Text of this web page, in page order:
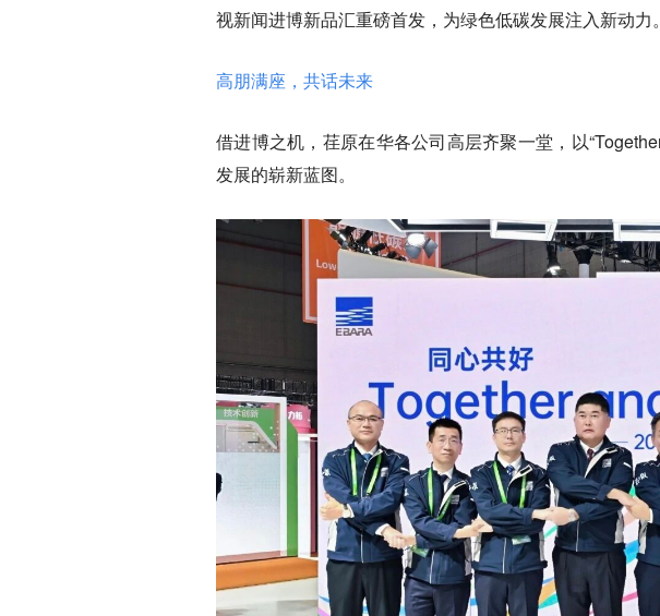
视新闻进博新品汇重磅首发，为绿色低碳发展注入新动力。
高朋满座，共话未来
借进博之机，荏原在华各公司高层齐聚一堂，以
发展的崭新蓝图。